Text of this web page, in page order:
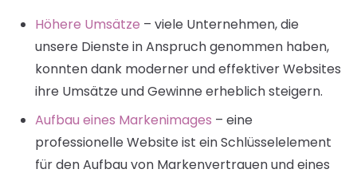
Höhere Umsätze – viele Unternehmen, die
unsere Dienste in Anspruch genommen haben,
konnten dank moderner und effektiver Websites
ihre Umsätze und Gewinne erheblich steigern.
Aufbau eines Markenimages – eine
professionelle Website ist ein Schlüsselelement
für den Aufbau von Markenvertrauen und eines